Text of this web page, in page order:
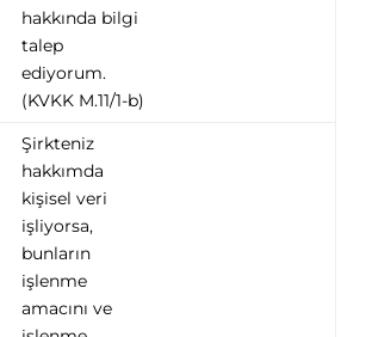
hakkında bilgi
talep
ediyorum.
(KVKK M.11/1-b)
Şirkteniz
hakkımda
kişisel veri
işliyorsa,
bunların
işlenme
amacını ve